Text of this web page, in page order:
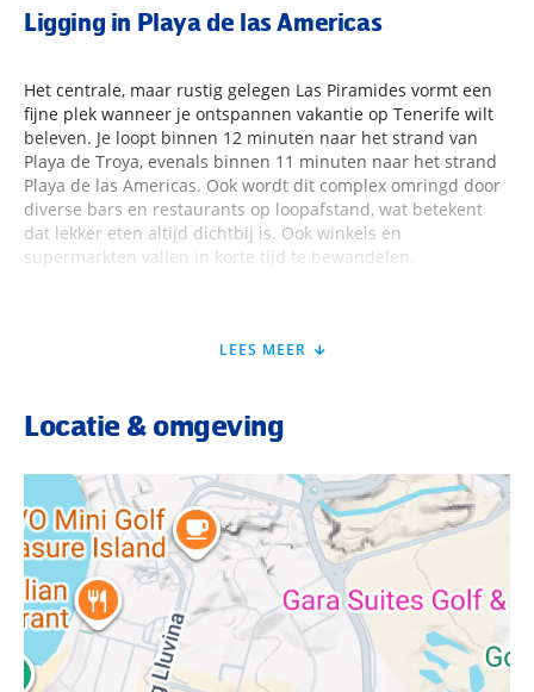
Ligging in Playa de las Americas
Het centrale, maar rustig gelegen Las Piramides vormt een
fijne plek wanneer je ontspannen vakantie op Tenerife wilt
beleven. Je loopt binnen 12 minuten naar het strand van
Playa de Troya, evenals binnen 11 minuten naar het strand
Playa de las Americas. Ook wordt dit complex omringd door
diverse bars en restaurants op loopafstand, wat betekent
dat lekker eten altijd dichtbij is. Ook winkels en
supermarkten vallen in korte tijd te bewandelen.
Daar weet Las Piramides het antwoord op. Om te beginnen
check je handig in bij de receptie om de lift te pakken naar
een lekker ontbijt of een kopje koffie op je balkon. Tijd voor
ontspanning? Zoek je favoriete spot op het zonneterras en
plons in het helderblauwe zwembad. Om je relaxmoment
compleet te maken, haal je een drankje bij de bar. Handig,
toch? In de avond proef je vervolgens van lekkere gerechten
in het eigen restaurant. Ook maak je handig gebruik van
WiFi (€). Toe aan de zon op Tenerife? Pak je koffers voor Las
Piramides!
LEES MEER
Locatie & omgeving